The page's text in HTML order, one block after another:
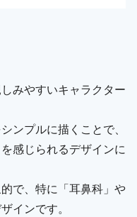
みやすいキャラクター
ンプルに描くことで、
感じられるデザインに
で、特に「耳鼻科」や
インです。